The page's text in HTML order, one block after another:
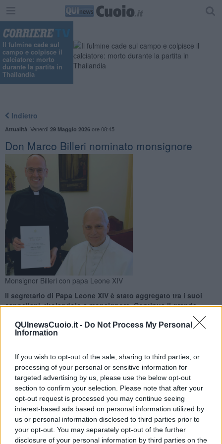
QUInewsCuoio.it - Do Not Process My Personal
Information
If you wish to opt-out of the sale, sharing to third parties, or
processing of your personal or sensitive information for
targeted advertising by us, please use the below opt-out
section to confirm your selection. Please note that after your
opt-out request is processed you may continue seeing
interest-based ads based on personal information utilized by
us or personal information disclosed to third parties prior to
your opt-out. You may separately opt-out of the further
disclosure of your personal information by third parties on the
Il fulmine cade sul
campo e colpisce il
calciatore: morto
durante la partita in
Thailandia
Indietro
Attualità Venerdì 29 Maggio 2026ore 08:45
Don Marco Billeri nominato monsignore
Monsignor Billeri con papa Leone XIV
Il segretario di Papa Leone XIV è stato aggregato tra i suoi
cappellani, titolandolo a monsignore. Continua il grande
SAN MINIATO —Nuovo importante riconoscimento perdon
Marco Billeri , sacerdote della diocesi diSan Miniatoe segretario
particolare diPapa Leone XIV. Il Santo Padre lo ha infatti
aggregato tra i suoi cappellani, conferendogli il titolo di
monsignore. L’annuncio è arrivato direttamente dalla diocesi, che
ha reso pubblica la nota avvenuta mercoledì 20 Maggio, giorno
della memoria liturgica di San Bernardino da Siena.